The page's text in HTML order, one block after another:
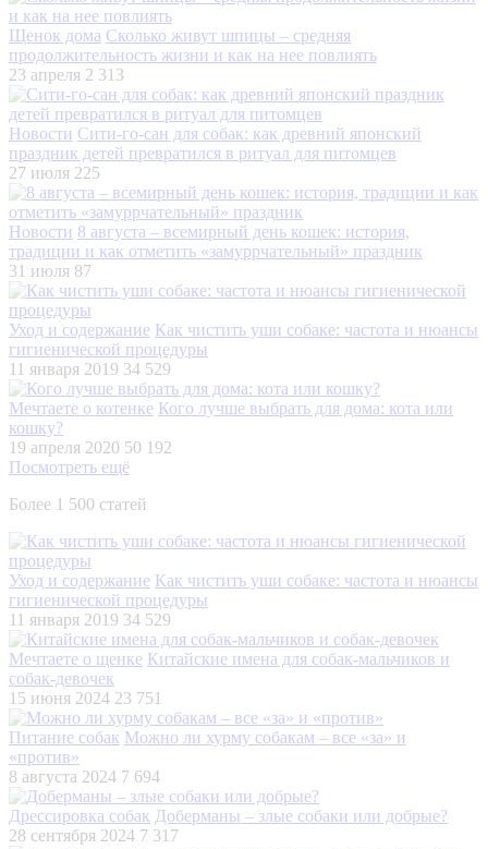
Щенок дома Сколько живут шпицы – средняя
продолжительность жизни и как на нее повлиять
23 апреля 2 313
Новости Сити-го-сан для собак: как древний японский
праздник детей превратился в ритуал для питомцев
27 июля 225
Новости 8 августа – всемирный день кошек: история,
традиции и как отметить «замуррчательный» праздник
31 июля 87
Уход и содержание Как чистить уши собаке: частота и нюансы
гигиенической процедуры
11 января 2019 34 529
Мечтаете о котенке Кого лучше выбрать для дома: кота или
кошку?
19 апреля 2020 50 192
Посмотреть ещё
Более 1 500 статей
Уход и содержание Как чистить уши собаке: частота и нюансы
гигиенической процедуры
11 января 2019 34 529
Мечтаете о щенке Китайские имена для собак-мальчиков и
собак-девочек
15 июня 2024 23 751
Питание собак Можно ли хурму собакам – все «за» и
«против»
8 августа 2024 7 694
Дрессировка собак Доберманы – злые собаки или добрые?
28 сентября 2024 7 317